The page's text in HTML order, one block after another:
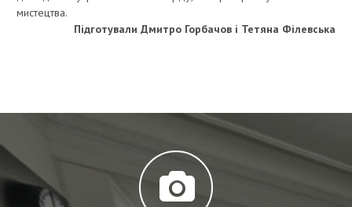
мистецтва.
Підготували Дмитро Горбачов і Тетяна Філевська